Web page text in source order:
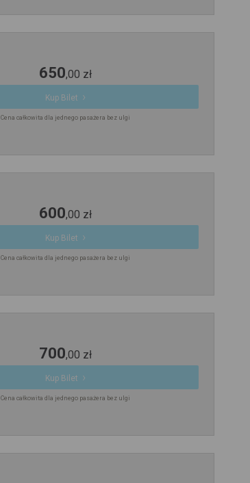
650,00 zł
Kup Bilet
Cena całkowita dla jednego pasażera bez ulgi
600,00 zł
Kup Bilet
Cena całkowita dla jednego pasażera bez ulgi
700,00 zł
Kup Bilet
Cena całkowita dla jednego pasażera bez ulgi